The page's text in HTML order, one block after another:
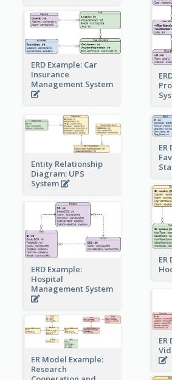
ERD Example: Car
Insurance
Management System
Entity Relationship
Diagram: UPS
System
ERD Example:
Hospital
Management System
ER Model Example:
Research